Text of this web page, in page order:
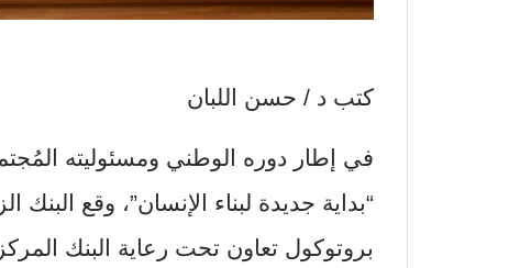
كتب د / حسن اللبان
في إطار دوره الوطني ومسئوليته
“بداية جديدة لبناء الإنسان”، وقع
بروتوكول تعاون تحت رعاية البنك